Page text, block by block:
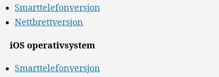
Smarttelefonversjon
Nettbrettversjon
iOS operativsystem
Smarttelefonversjon